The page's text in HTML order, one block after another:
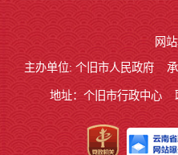
网
主办单位: 个旧市人民政府
地址：个旧市行政中心